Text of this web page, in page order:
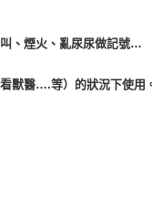
、煙火、亂尿尿做記號…
獸醫….等）的狀況下使用